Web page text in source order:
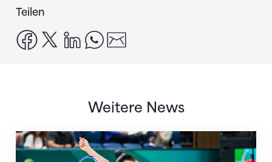
Teilen
facebook
x linkedinwhatsapp
Weitere News
Nächster Halt: Weltmeisterschaft